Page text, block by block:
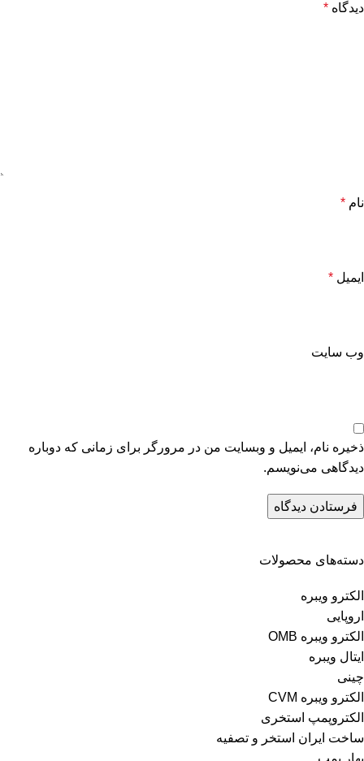
دیدگاه *
نام *
ایمیل *
وب‌ سایت
ذخیره نام، ایمیل و وبسایت من در مرورگر برای زمانی که دوباره
دیدگاهی می‌نویسم.
دسته‌های محصولات
الکترو ویبره
اروپایی
الکترو ویبره OMB
ایتال ویبره
چینی
الکترو ویبره CVM
الکتروپمپ استخری
ساخت ایران استخر و تصفیه